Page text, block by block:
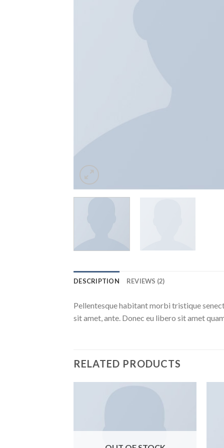
DESCRIPTION REVIEWS (2)
Pellentesque habitant morbi tristique
sit amet, ante. Donec eu libero sit amet
RELATED PRODUCTS